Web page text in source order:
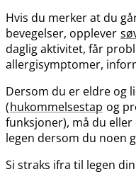
Hvis du merker at du
bevegelser, opplever
daglig aktivitet, får
allergisymptomer,
Dersom du er eldre og
(hukommelsestap og
funksjoner), må du
legen dersom du noen
Si straks ifra til legen